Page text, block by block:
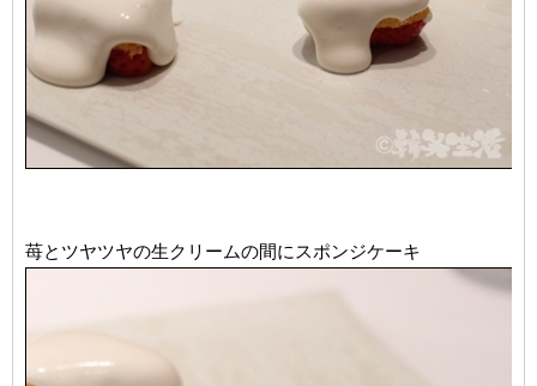
苺とツヤツヤの生クリームの間にスポンジケーキ